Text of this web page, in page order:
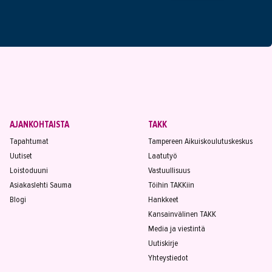
AJANKOHTAISTA
Tapahtumat
Uutiset
Loistoduuni
Asiakaslehti Sauma
Blogi
TAKK
Tampereen Aikuiskoulutuskeskus
Laatutyö
Vastuullisuus
Töihin TAKKiin
Hankkeet
Kansainvälinen TAKK
Media ja viestintä
Uutiskirje
Yhteystiedot